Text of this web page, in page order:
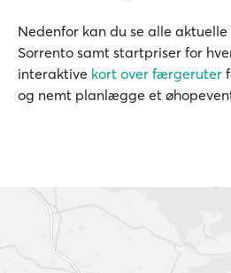
Nedenfor kan du se alle
Sorrento samt startpriser for
interaktive kort over færgeruter
og nemt planlægge et